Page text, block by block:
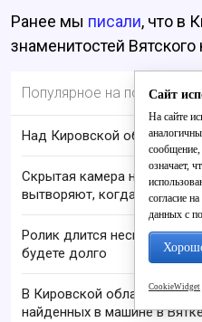
Ранее мы писали, что в
знаменитостей Вятского
Популярное на портале
Над Кировской областью
Скрытая камера на пляже
вытворяют, когда их не
Ролик длится несколько
будете долго
В Кировской области
найденных в машине в
Сайт
На сайте
сообщение,
означает,
согласие
данных с
CookieWidget